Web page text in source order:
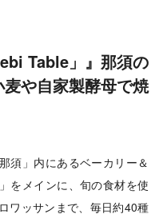
Table」』那須の
や自家製酵母で焼
須」内にあるベーカリー＆
をメインに、旬の食材を使
ワッサンまで、毎日約40種